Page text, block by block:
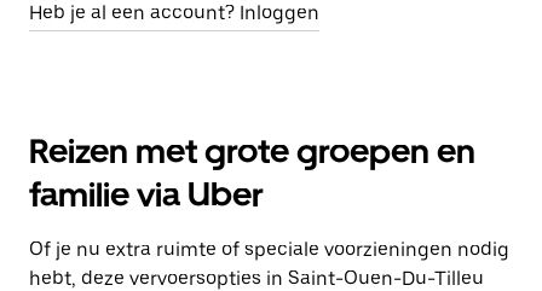
Heb je al een account? Inloggen
Reizen met grote groepen en
familie via Uber
Of je nu extra ruimte of speciale voorzieningen nodig
hebt, deze vervoersopties in Saint-Ouen-Du-Tilleu